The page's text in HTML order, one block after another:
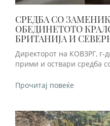
СРЕДБА СО
ОБЕДИНЕТОТО
БРИТАНИЈА И
Директорот на КОВЗРГ, г-
прими и оствари средба
Прочитај повеќе